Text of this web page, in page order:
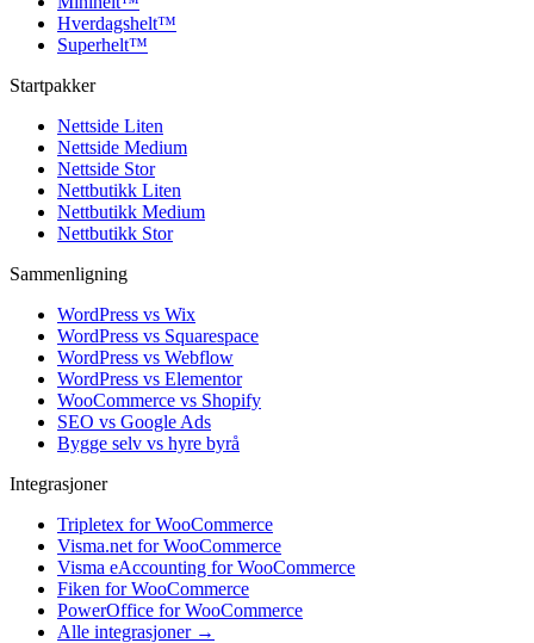
Hverdagshelt™
Superhelt™
Startpakker
Nettside Liten
Nettside Medium
Nettside Stor
Nettbutikk Liten
Nettbutikk Medium
Nettbutikk Stor
Sammenligning
WordPress vs Wix
WordPress vs Squarespace
WordPress vs Webflow
WordPress vs Elementor
WooCommerce vs Shopify
SEO vs Google Ads
Bygge selv vs hyre byrå
Integrasjoner
Tripletex for WooCommerce
Visma.net for WooCommerce
Visma eAccounting for WooCommerce
Fiken for WooCommerce
PowerOffice for WooCommerce
Alle integrasjoner →